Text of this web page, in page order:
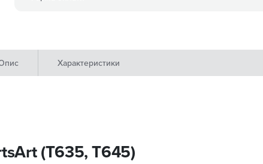
Характеристики
(T635, T645)